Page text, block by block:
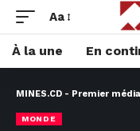
Aa
À la une En
MINES.CD - Premier
MONDE